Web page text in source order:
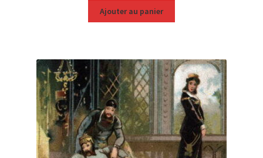
Ajouter au panier